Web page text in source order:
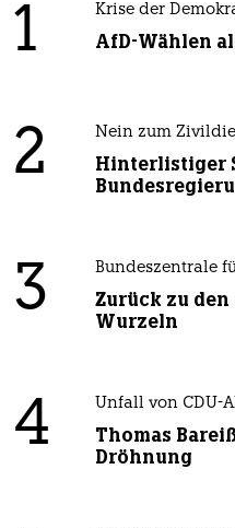
1 Krise der
AfD-Wählen
2 Nein zum
Hinterlistiger
3 Bundeszentrale
Zurück zu
Wurzeln
4 Unfall von CDU-
Thomas
Dröhnung